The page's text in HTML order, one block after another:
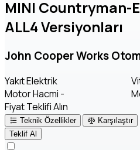
MINI Countryman-
ALL4 Versiyonları
John Cooper Works
YakıtElektrik
Motor Hacmi -
Fiyat Teklifi Alın
Teknik Özellikler
Karşılaştır
Teklif Al